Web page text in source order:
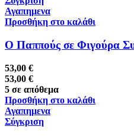
Αγαπημενα
Προσθήκη στο καλάθι
Ο Παππούς σε Φιγούρα
53,00 €
53,00 €
5 σε απόθεμα
Προσθήκη στο καλάθι
Αγαπημενα
Σύγκριση